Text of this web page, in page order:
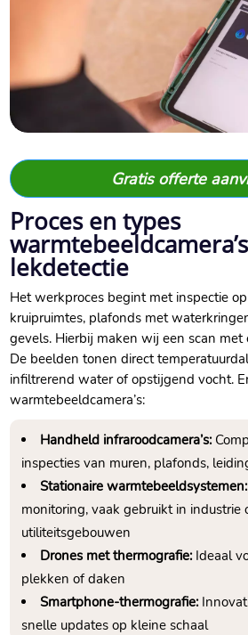
Gratis offerte
Proces en types
lekdetectie
Het werkproces begint met inspectie
kruipruimtes, plafonds met
gevels.​ Hierbij maken wij een scan met
De beelden tonen direct
infiltrerend water of opstijgend vocht.​
warmtebeeldcamera’s:
Handheld infraroodcamera’s:
inspecties van muren, plafonds,
Stationaire warmtebeeldsystemen:
monitoring, vaak gebruikt in industrie
utiliteitsgebouwen
Drones met thermografie:Ideaal
plekken of daken
Smartphone-thermografie:
snelle updates op kleine schaal